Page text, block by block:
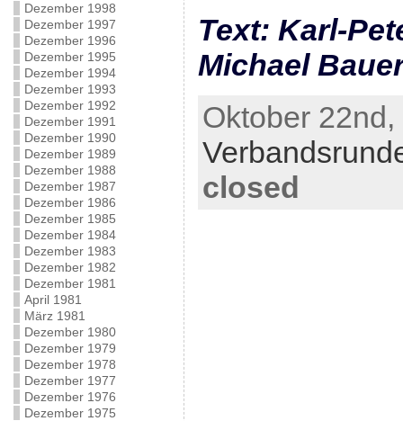
Dezember 1998
Dezember 1997
Dezember 1996
Dezember 1995
Dezember 1994
Dezember 1993
Dezember 1992
Dezember 1991
Dezember 1990
Dezember 1989
Dezember 1988
Dezember 1987
Dezember 1986
Dezember 1985
Dezember 1984
Dezember 1983
Dezember 1982
Dezember 1981
April 1981
März 1981
Dezember 1980
Dezember 1979
Dezember 1978
Dezember 1977
Dezember 1976
Dezember 1975
Text: Karl-
Michael
Oktober
closed